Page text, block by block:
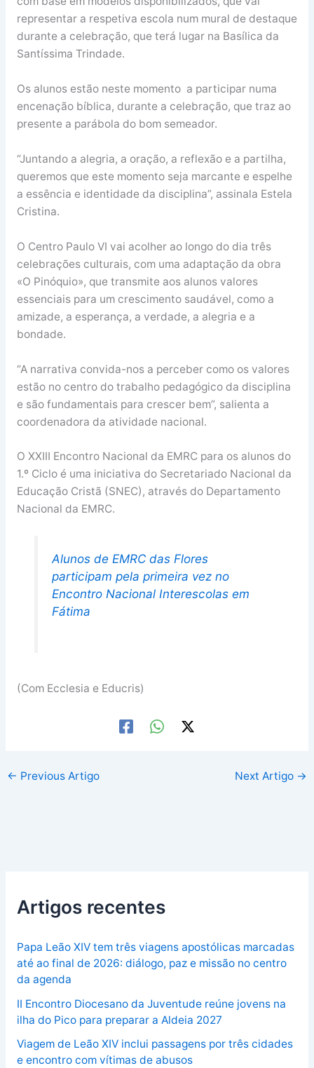
representar a respetiva escola num mural de destaque
durante a celebração, que terá lugar na Basílica da
Santíssima Trindade.
Os alunos estão neste momento a participar numa
encenação bíblica, durante a celebração, que traz ao
presente a parábola do bom semeador.
“Juntando a alegria, a oração, a reflexão e a partilha,
queremos que este momento seja marcante e espelhe
a essência e identidade da disciplina”, assinala Estela
Cristina.
O Centro Paulo VI vai acolher ao longo do dia três
celebrações culturais, com uma adaptação da obra
«O Pinóquio», que transmite aos alunos valores
essenciais para um crescimento saudável, como a
amizade, a esperança, a verdade, a alegria e a
bondade.
“A narrativa convida-nos a perceber como os valores
estão no centro do trabalho pedagógico da disciplina
e são fundamentais para crescer bem”, salienta a
coordenadora da atividade nacional.
O XXIII Encontro Nacional da EMRC para os alunos do
1.º Ciclo é uma iniciativa do Secretariado Nacional da
Educação Cristã (SNEC), através do Departamento
Nacional da EMRC.
Alunos de EMRC das Flores
participam pela primeira vez no
Encontro Nacional Interescolas em
Fátima
(Com Ecclesia e Educris)
← Previous Artigo Next Artigo →
Artigos recentes
Papa Leão XIV tem três viagens apostólicas marcadas
até ao final de 2026: diálogo, paz e missão no centro
da agenda
II Encontro Diocesano da Juventude reúne jovens na
ilha do Pico para preparar a Aldeia 2027
Viagem de Leão XIV inclui passagens por três cidades
e encontro com vítimas de abusos